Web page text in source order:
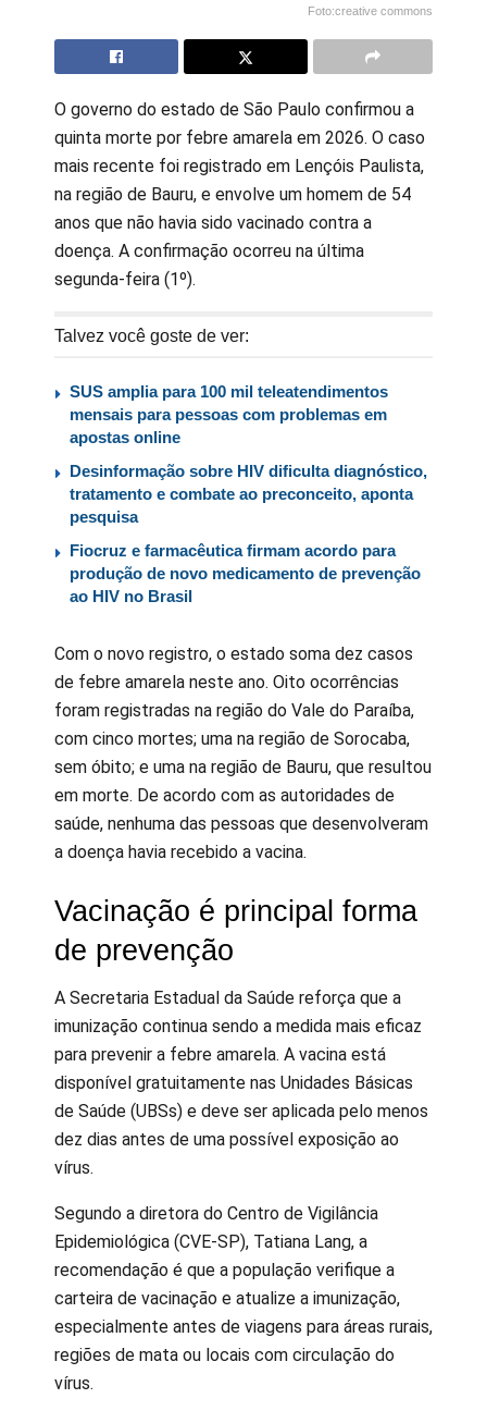
Foto:creative commons
O governo do estado de São Paulo confirmou a
quinta morte por febre amarela em 2026. O caso
mais recente foi registrado em Lençóis Paulista,
na região de Bauru, e envolve um homem de 54
anos que não havia sido vacinado contra a
doença. A confirmação ocorreu na última
segunda-feira (1º).
Talvez você goste de ver:
SUS amplia para 100 mil teleatendimentos
mensais para pessoas com problemas em
apostas online
Desinformação sobre HIV dificulta diagnóstico,
tratamento e combate ao preconceito, aponta
pesquisa
Fiocruz e farmacêutica firmam acordo para
produção de novo medicamento de prevenção
ao HIV no Brasil
Com o novo registro, o estado soma dez casos
de febre amarela neste ano. Oito ocorrências
foram registradas na região do Vale do Paraíba,
com cinco mortes; uma na região de Sorocaba,
sem óbito; e uma na região de Bauru, que resultou
em morte. De acordo com as autoridades de
saúde, nenhuma das pessoas que desenvolveram
a doença havia recebido a vacina.
Vacinação é principal forma
de prevenção
A Secretaria Estadual da Saúde reforça que a
imunização continua sendo a medida mais eficaz
para prevenir a febre amarela. A vacina está
disponível gratuitamente nas Unidades Básicas
de Saúde (UBSs) e deve ser aplicada pelo menos
dez dias antes de uma possível exposição ao
vírus.
Segundo a diretora do Centro de Vigilância
Epidemiológica (CVE-SP), Tatiana Lang, a
recomendação é que a população verifique a
carteira de vacinação e atualize a imunização,
especialmente antes de viagens para áreas rurais,
regiões de mata ou locais com circulação do
vírus.